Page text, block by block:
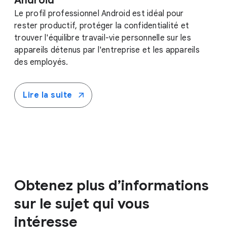
Le profil professionnel Android est idéal pour
rester productif, protéger la confidentialité et
trouver l'équilibre travail-vie personnelle sur les
appareils détenus par l'entreprise et les appareils
des employés.
Lire la suite
Obtenez plus d’informations
sur le sujet qui vous
intéresse